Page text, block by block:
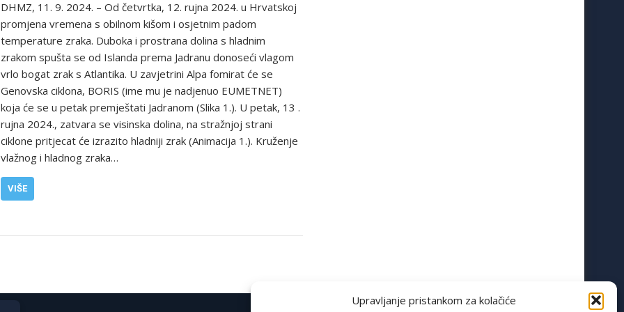
Upravljanje pristankom za kolačiće
DHMZ, 11. 9. 2024. – Od četvrtka, 12. rujna 2024. u Hrvatskoj
promjena vremena s obilnom kišom i osjetnim padom
temperature zraka. Duboka i prostrana dolina s hladnim
zrakom spušta se od Islanda prema Jadranu donoseći vlagom
vrlo bogat zrak s Atlantika. U zavjetrini Alpa fomirat će se
Genovska ciklona, BORIS (ime mu je nadjenuo EUMETNET)
koja će se u petak premještati Jadranom (Slika 1.). U petak, 13 .
rujna 2024., zatvara se visinska dolina, na stražnjoj strani
ciklone pritjecat će izrazito hladniji zrak (Animacija 1.). Kruženje
vlažnog i hladnog zraka…
VIŠE